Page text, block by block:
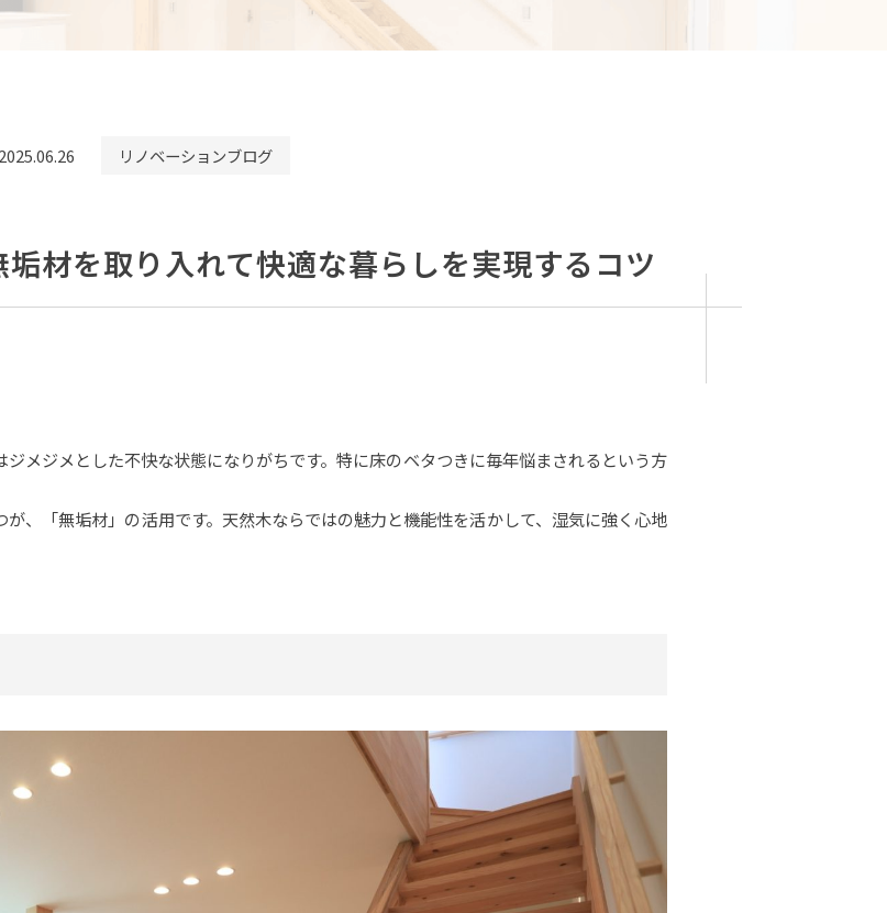
2025.06.26 リノベーションブログ
材を取り入れて快適な暮らしを実現するコツ
メジメとした不快な状態になりがちです。特に床のベタつきに毎年悩まされるという方
、「無垢材」の活用です。天然木ならではの魅力と機能性を活かして、湿気に強く心地